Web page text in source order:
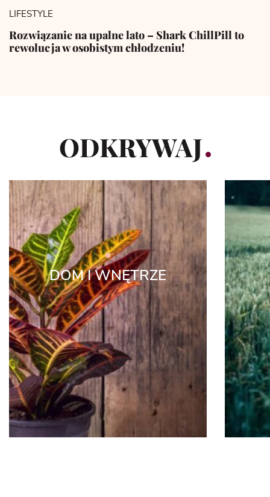
LIFESTYLE
Rozwiązanie na upalne lato – Shark ChillPill to
rewolucja w osobistym chłodzeniu!
ODKRYWAJ
DOM I WNĘTRZE